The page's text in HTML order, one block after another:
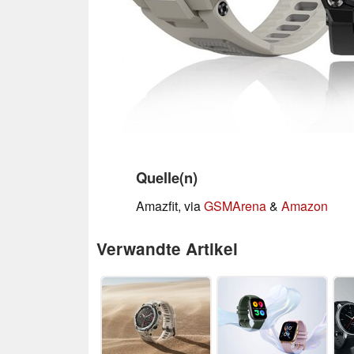
Quelle(n)
Amazfit, viaGSMArena& Amazon
Verwandte Artikel